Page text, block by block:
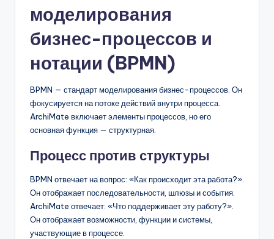
моделирования
бизнес-процессов и
нотации (BPMN)
BPMN — стандарт моделирования бизнес-процессов. Он
фокусируется на потоке действий внутри процесса.
ArchiMate включает элементы процессов, но его
основная функция — структурная.
Процесс против структуры
BPMN отвечает на вопрос: «Как происходит эта работа?».
Он отображает последовательности, шлюзы и события.
ArchiMate отвечает: «Что поддерживает эту работу?».
Он отображает возможности, функции и системы,
участвующие в процессе.